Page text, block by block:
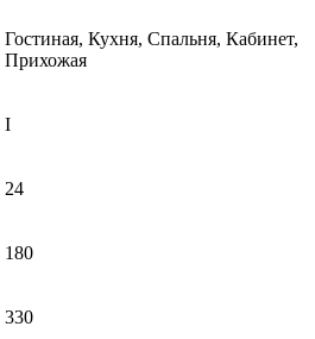
Гостиная, Кухня, Спальня, Кабинет,
Прихожая
I
24
180
330